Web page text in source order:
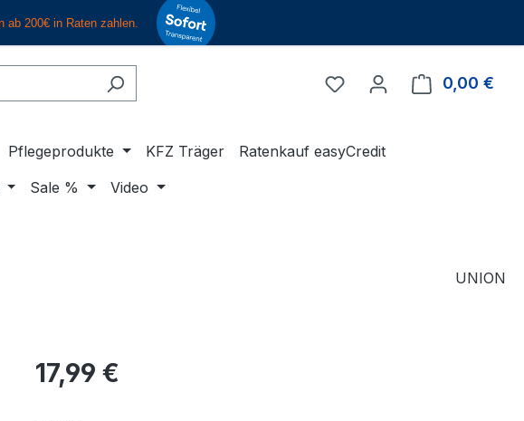
Du hast 0 Produkte auf
0,00 €
Pflegeprodukte KFZ Träger
Ratenkauf easyCredit
Sale % Video
UNION
Regulärer Preis:
17,99 €